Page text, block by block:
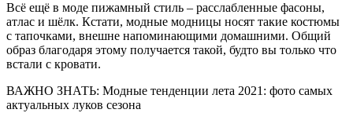
Всё ещё в моде пижамный стиль – расслабленные фасоны,
атлас и шёлк. Кстати, модные модницы носят такие костюмы
с тапочками, внешне напоминающими домашними. Общий
образ благодаря этому получается такой, будто вы только что
встали с кровати.
ВАЖНО ЗНАТЬ: Модные тенденции лета 2021: фото самых
актуальных луков сезона